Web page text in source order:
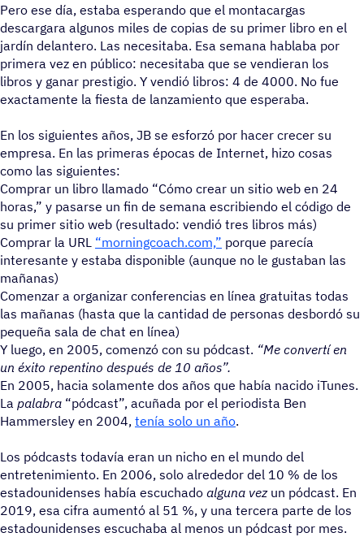
Pero ese día, estaba esperando que el montacargas
descargara algunos miles de copias de su primer libro en el
jardín delantero. Las necesitaba. Esa semana hablaba por
primera vez en público: necesitaba que se vendieran los
libros y ganar prestigio. Y vendió libros: 4 de 4000. No fue
exactamente la fiesta de lanzamiento que esperaba.
En los siguientes años, JB se esforzó por hacer crecer su
empresa. En las primeras épocas de Internet, hizo cosas
como las siguientes:
Comprar un libro llamado “Cómo crear un sitio web en 24
horas,” y pasarse un fin de semana escribiendo el código de
su primer sitio web (resultado: vendió tres libros más)
Comprar la URL “morningcoach.com,” porque parecía
interesante y estaba disponible (aunque no le gustaban las
mañanas)
Comenzar a organizar conferencias en línea gratuitas todas
las mañanas (hasta que la cantidad de personas desbordó su
pequeña sala de chat en línea)
Y luego, en 2005, comenzó con su pódcast. “Me convertí en
un éxito repentino después de 10 años”.
En 2005, hacia solamente dos años que había nacido iTunes.
La palabra “pódcast”, acuñada por el periodista Ben
Hammersley en 2004, tenía solo un año.
Los pódcasts todavía eran un nicho en el mundo del
entretenimiento. En 2006, solo alrededor del 10 % de los
estadounidenses había escuchado alguna vezun pódcast. En
2019, esa cifra aumentó al 51 %, y una tercera parte de los
estadounidenses escuchaba al menos un pódcast por mes.